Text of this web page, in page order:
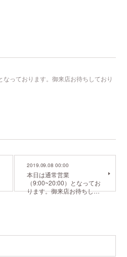
っております。御来店お待ちしており
2019.09.08 00:00
本日は通常営業
（9:00~20:00）となってお
ります。御来店お待ちし…